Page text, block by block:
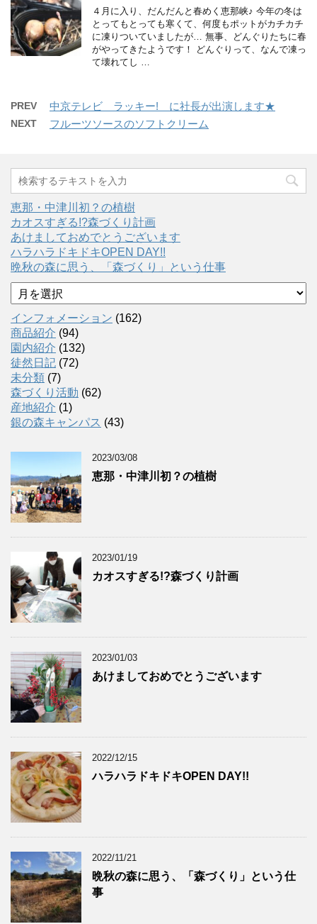
４月に入り、だんだんと春めく恵那峡♪ 今年の冬は
とってもとっても寒くて、何度もポットがカチカチ
に凍りついていましたが… 無事、どんぐりたちに春
がやってきたようです！ どんぐりって、なんで凍っ
て壊れてし …
PREV 中京テレビ ラッキー! に社長が出演します★
NEXT フルーツソースのソフトクリーム
恵那・中津川初？の植樹
カオスすぎる!?森づくり計画
あけましておめでとうございます
ハラハラドキドキOPEN DAY!!
晩秋の森に思う、「森づくり」という仕事
ア
ー
カ
イ
ブ
インフォメーション (162)
商品紹介 (94)
園内紹介 (132)
徒然日記 (72)
未分類 (7)
森づくり活動 (62)
産地紹介 (1)
銀の森キャンパス (43)
2023/03/08
恵那・中津川初？の植樹
2023/01/19
カオスすぎる!?森づくり計画
2023/01/03
あけましておめでとうございます
2022/12/15
ハラハラドキドキOPEN DAY!!
2022/11/21
晩秋の森に思う、「森づくり」という仕
事